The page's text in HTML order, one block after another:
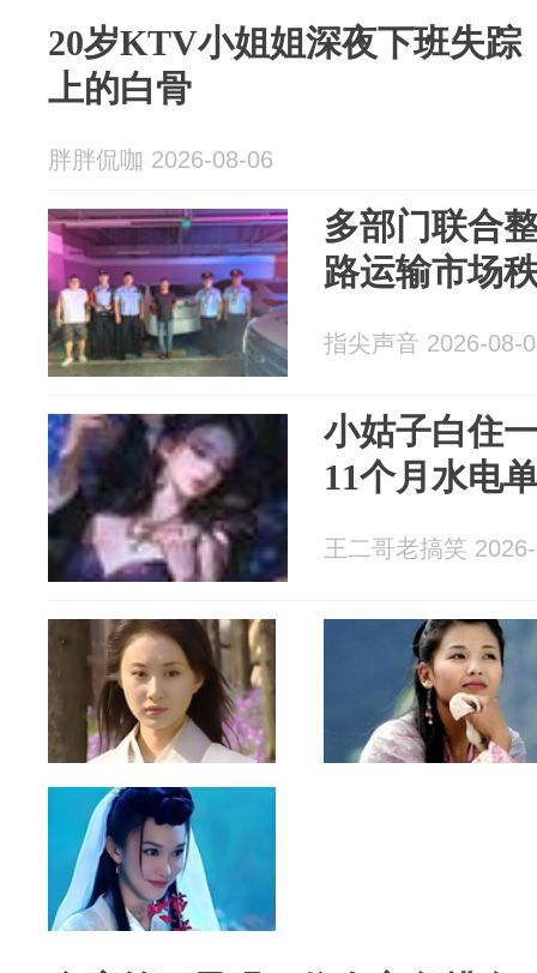
20岁KTV小姐姐深夜下班失踪
上的白骨
胖胖侃咖 2026-08-06
多部门联合
路运输市场
指尖声音 2026-08-
小姑子白住
11个月水电
王二哥老搞笑